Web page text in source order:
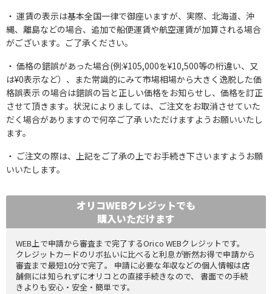
運賃の表示は基本全国一律で御座いますが、実際、北海道、沖
縄、離島などの場合、追加で船便運賃や航空運賃が加算される場合
がございます。ご了承ください。
価格の錯誤があった場合(例:¥105,000を¥10,500等の桁違い、又
は¥0表示など）、また常識的にみて市場相場から大きく逸脱した価
格誤表示 の場合は錯誤の旨と正しい価格をお知らせし、価格を訂正
させて頂きます。状況によりましては、ご注文をお取消させていた
だく場合がありますので何卒ご了承 いただけますようお願いいたし
ます。
ご注文の際は、上記をご了承の上でお手続き下さいますようお願
いいたします。
オリコWEBクレジットでも
購入いただけます
WEB上で申請から審査まで完了するOrico WEBクレジットです。
クレジットカードのリボ払いに比べると利息が断然お得で申請から
審査まで最短10分で完了。 申請に必要な年収などの個人情報は店
舗側には知られずにオリコとの直接手続きなので、 書面での手続
きよりも安心・安全・簡単です。